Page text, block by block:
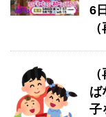
6
ば
子